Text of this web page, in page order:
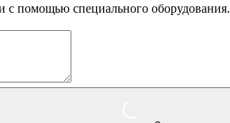
помощью специального оборудования.